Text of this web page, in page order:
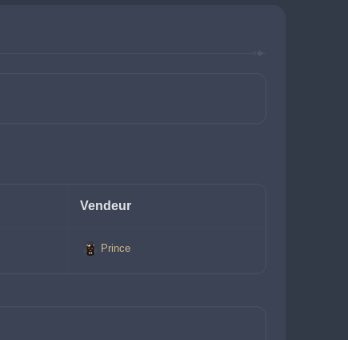
Vendeur
Prince